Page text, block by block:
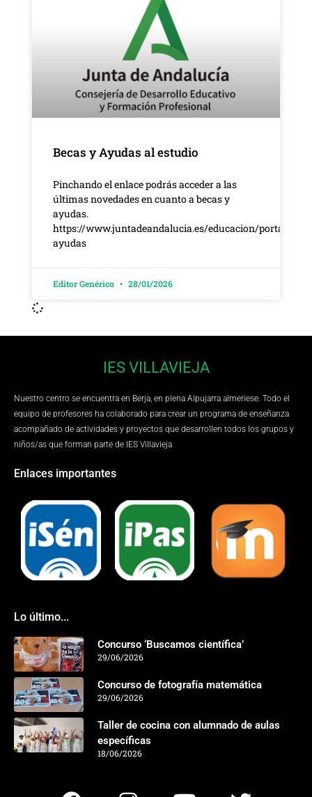
Becas y Ayudas al estudio
Pinchando el enlace podrás acceder a las
últimas novedades en cuanto a becas y
ayudas.
https://www.juntadeandalucia.es/educacion/portales/
ayudas
Editor Genérico 28/01/2026
IES VILLAVIEJA
Nuestro centro se encuentra en Berja, en plena Alpujarra almeriese. Todo el
equipo de profesores ha colaborado para crear un programa de enseñanza
acompañado de actividades y proyectos que desarrollen todos los grupos y
niños/as que forman parte de IES Villavieja
Enlaces importantes
Lo último...
Concurso ‘Buscamos científica’
29/06/2026
Concurso de fotografía matemática
29/06/2026
Taller de cocina con alumnado de aulas
específicas
18/06/2026